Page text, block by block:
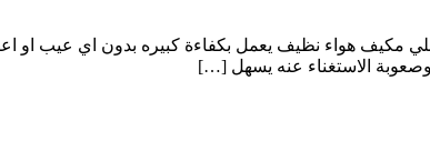
مكيف هواء نظيف يعمل بكفاءة كبيره بدون اي عيب او
وصعوبة الاستغناء عنه يسهل […]